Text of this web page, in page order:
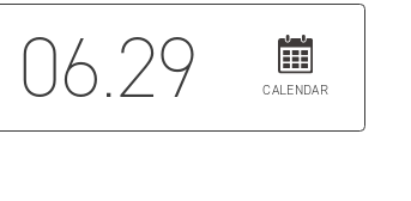
06.29 CALENDAR